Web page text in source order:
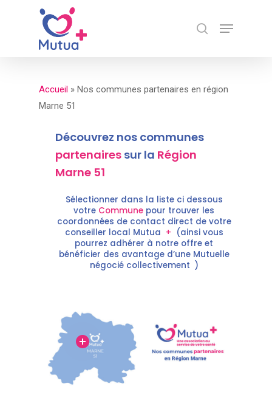
search
Menu
Accueil » Nos communes partenaires en région
Marne 51
Découvrez nos communes
partenaires sur la Région
Marne 51
Sélectionner dans la liste ci dessous
votre Commune pour trouver les
coordonnées de contact direct de votre
conseiller local Mutua + (ainsi vous
pourrez adhérer à notre offre et
bénéficier des avantage d’une Mutuelle
négocié collectivement )